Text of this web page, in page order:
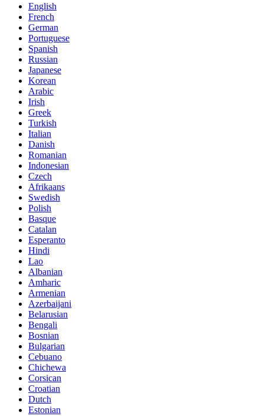
English
French
German
Portuguese
Spanish
Russian
Japanese
Korean
Arabic
Irish
Greek
Turkish
Italian
Danish
Romanian
Indonesian
Czech
Afrikaans
Swedish
Polish
Basque
Catalan
Esperanto
Hindi
Lao
Albanian
Amharic
Armenian
Azerbaijani
Belarusian
Bengali
Bosnian
Bulgarian
Cebuano
Chichewa
Corsican
Croatian
Dutch
Estonian